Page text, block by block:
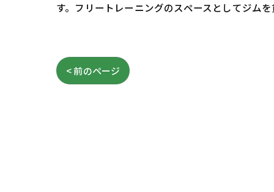
す。フリートレーニングのスペースとしてジム
< 前のページ